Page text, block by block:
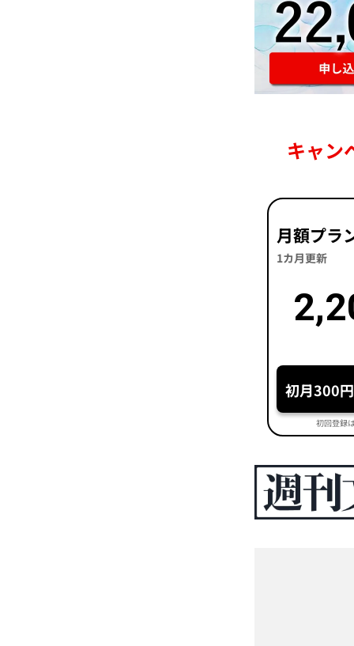
キャ
月額プラ
1カ月更新
初月300
初回登録